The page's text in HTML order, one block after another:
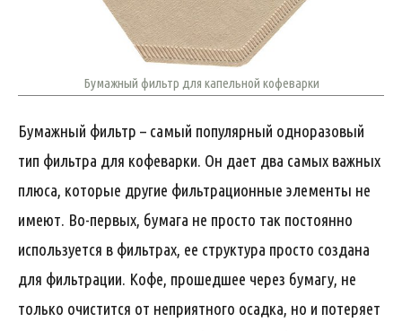
Бумажный фильтр для капельной кофеварки
Бумажный фильтр – самый популярный одноразовый
тип фильтра для кофеварки. Он дает два самых важных
плюса, которые другие фильтрационные элементы не
имеют. Во-первых, бумага не просто так постоянно
используется в фильтрах, ее структура просто создана
для фильтрации. Кофе, прошедшее через бумагу, не
только очистится от неприятного осадка, но и потеряет